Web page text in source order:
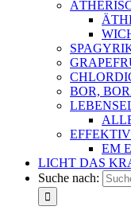
BOR,
EM
LICHT DAS
Suche nach: